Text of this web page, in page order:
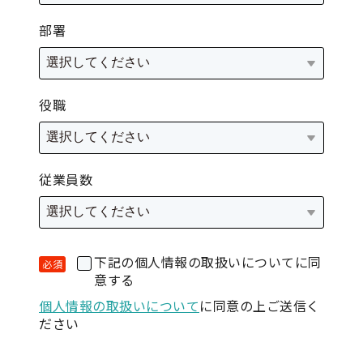
部署
役職
従業員数
下記の個人情報の取扱いについてに同
意する
個人情報の取扱いについてに同意の上ご送信く
ださい